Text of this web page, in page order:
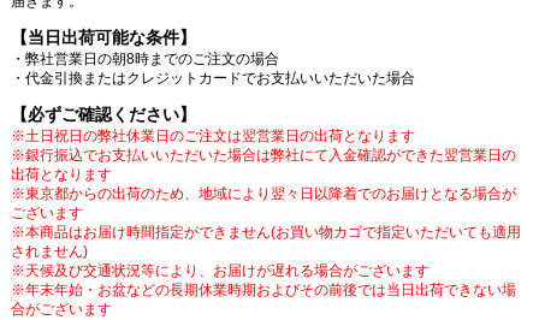
【当日出荷可能な条件】
・弊社営業日の朝8時までのご注文の場合
・代金引換またはクレジットカードでお支払いいただいた場合
【必ずご確認ください】
※土日祝日の弊社休業日のご注文は翌営業日の出荷となります
※銀行振込でお支払いいただいた場合は弊社にて入金確認ができた翌営業日の
出荷となります
※東京都からの出荷のため、地域により翌々日以降着でのお届けとなる場合が
ございます
※本商品はお届け時間指定ができません(お買い物カゴで指定いただいても適用
されません)
※天候及び交通状況等により、お届けが遅れる場合がございます
※年末年始・お盆などの長期休業時期およびその前後では当日出荷できない場
合がございます